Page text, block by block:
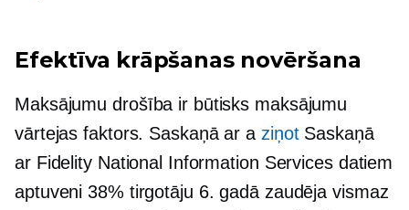
Efektīva krāpšanas novēršana
Maksājumu drošība ir būtisks maksājumu
vārtejas faktors. Saskaņā ar a ziņotSaskaņā
ar Fidelity National Information Services datiem
aptuveni 38% tirgotāju 6. gadā zaudēja vismaz